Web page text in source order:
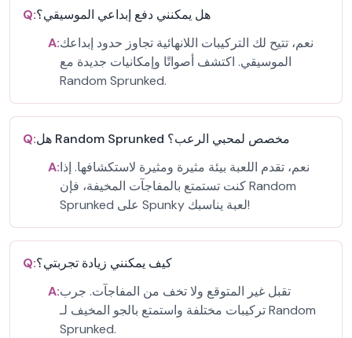
Q:هل يمكنني دفع إبداعي الموسيقي؟
A:نعم، تتيح لك التركيبات اللانهائية تجاوز حدود إبداعك
الموسيقي. اكتشف أصواتًا وإمكانيات جديدة مع
Random Sprunked.
Q:
هل Random Sprunked مخصص لمحبي الرعب؟
A:نعم، تقدم اللعبة بيئة مثيرة ومثيرة لاستكشافها. إذا
كنت تستمتع بالمفاجآت المخيفة، فإن Random
Sprunked على Spunky لعبة يناسبك!
Q:كيف يمكنني زيادة تجربتي؟
A:تقبل غير المتوقع ولا تخف من المفاجآت. جرب
تركيبات مختلفة واستمتع بالجو المخيف لـ Random
Sprunked.